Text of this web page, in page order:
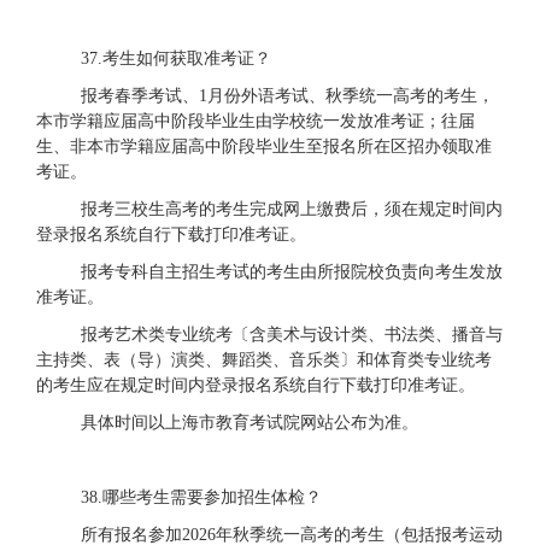
37.考生如何获取准考证？
报考春季考试、 1月份外语考试、秋季统一高考的考生，
本市学籍应届高中阶段毕业生由学校统一发放准考证；往届
生、非本市学籍应届高中阶段毕业生至报名所在区招办领取准
考证。
报考三校生高考的考生完成网上缴费后，须在规定时间内
登录报名系统自行下载打印准考证。
报考专科自主招生考试的考生由所报院校负责向考生发放
准考证。
报考艺术类专业统考〔含美术与设计类、书法类、播音与
主持类、表（导）演类、舞蹈类、音乐类〕和体育类专业统考
的考生应在规定时间内登录报名系统自行下载打印准考证。
具体时间以上海市教育考试院网站公布为准。
38.哪些考生需要参加招生体检？
所有报名参加2026年秋季统一高考的考生（包括报考运动